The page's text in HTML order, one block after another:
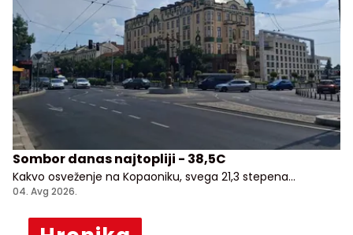
Sombor danas najtopliji - 38,5C
Kakvo osveženje na Kopaoniku, svega 21,3 stepena
Celzijusa!
04. Avg 2026.